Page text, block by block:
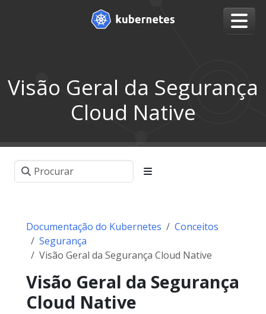
Visão Geral da Segurança
Cloud Native
Documentação do Kubernetes
Conceitos
Segurança
Visão Geral da Segurança Cloud Native
Visão Geral da Segurança
Cloud Native